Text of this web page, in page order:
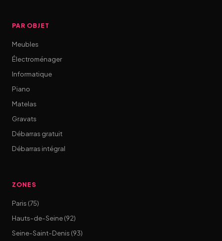
PAR OBJET
Meubles
Électroménager
Informatique
Piano
Matelas
Gravats
Débarras gratuit
Débarras intégral
ZONES
Paris (75)
Hauts-de-Seine (92)
Seine-Saint-Denis (93)